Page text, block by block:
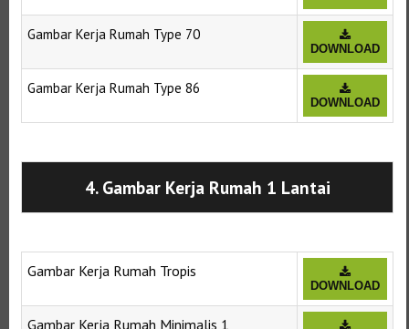
Gambar Kerja Rumah Type 70
DOWNLOAD
Gambar Kerja Rumah Type 86
DOWNLOAD
4. Gambar Kerja Rumah 1 Lantai
Gambar Kerja Rumah Tropis
DOWNLOAD
Gambar Kerja Rumah Minimalis 1